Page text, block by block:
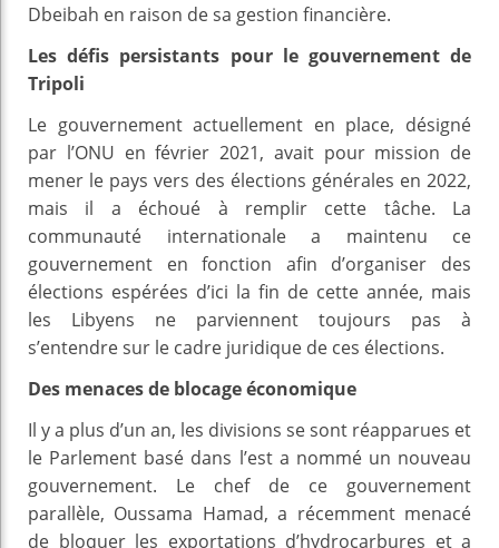
Dbeibah en raison de sa gestion financière.
Les défis persistants pour le gouvernement de
Tripoli
Le gouvernement actuellement en place, désigné
par l’ONU en février 2021, avait pour mission de
mener le pays vers des élections générales en 2022,
mais il a échoué à remplir cette tâche. La
communauté internationale a maintenu ce
gouvernement en fonction afin d’organiser des
élections espérées d’ici la fin de cette année, mais
les Libyens ne parviennent toujours pas à
s’entendre sur le cadre juridique de ces élections.
Des menaces de blocage économique
Il y a plus d’un an, les divisions se sont réapparues et
le Parlement basé dans l’est a nommé un nouveau
gouvernement. Le chef de ce gouvernement
parallèle, Oussama Hamad, a récemment menacé
de bloquer les exportations d’hydrocarbures et a